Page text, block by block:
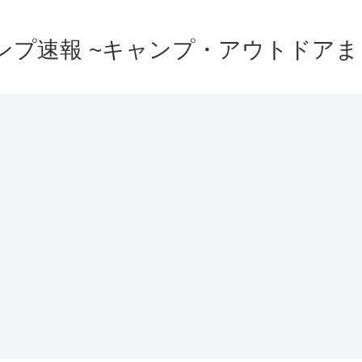
プ速報 ~キャンプ・アウトドア